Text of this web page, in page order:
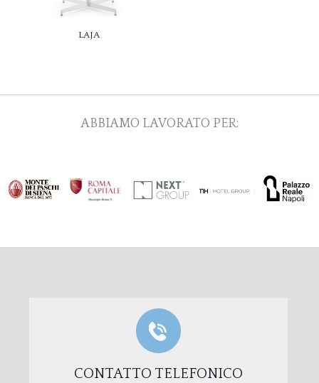
LAJA
ABBIAMO LAVORATO PER:
CONTATTO TELEFONICO